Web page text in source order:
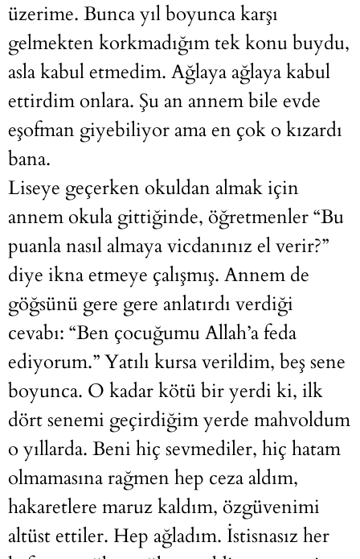
üzerime. Bunca yıl boyunca karşı
gelmekten korkmadığım tek konu buydu,
asla kabul etmedim. Ağlaya ağlaya kabul
ettirdim onlara. Şu an annem bile evde
eşofman giyebiliyor ama en çok o kızardı
bana.
Liseye geçerken okuldan almak için
annem okula gittiğinde, öğretmenler “Bu
puanla nasıl almaya vicdanınız el verir?”
diye ikna etmeye çalışmış. Annem de
göğsünü gere gere anlatırdı verdiği
cevabı: “Ben çocuğumu Allah’a feda
ediyorum.” Yatılı kursa verildim, beş sene
boyunca. O kadar kötü bir yerdi ki, ilk
dört senemi geçirdiğim yerde mahvoldum
o yıllarda. Beni hiç sevmediler, hiç hatam
olmamasına rağmen hep ceza aldım,
hakaretlere maruz kaldım, özgüvenimi
altüst ettiler. Hep ağladım. İstisnasız her